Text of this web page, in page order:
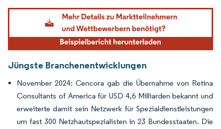
Bild © Mordor Intelligence. Wiederverwendung erfordert Namensnennung gemäß
Jüngste Branchenentwicklungen
November 2024: Cencora gab die Übernahme von Retina
Consultants of America für USD 4,6 Milliarden bekannt und
erweiterte damit sein Netzwerk für Spezialdienstleistungen
um fast 300 Netzhautspezialisten in 23 Bundesstaaten. Die